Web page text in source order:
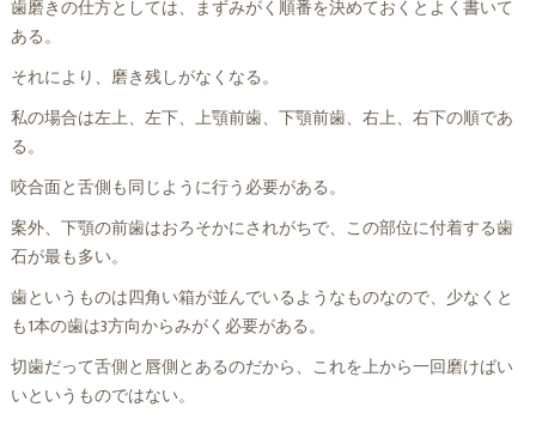
歯磨きの仕方としては、まずみがく順番を決めておくとよく書いて
ある。
それにより、磨き残しがなくなる。
私の場合は左上、左下、上顎前歯、下顎前歯、右上、右下の順であ
る。
咬合面と舌側も同じように行う必要がある。
案外、下顎の前歯はおろそかにされがちで、この部位に付着する歯
石が最も多い。
歯というものは四角い箱が並んでいるようなものなので、少なくと
も1本の歯は3方向からみがく必要がある。
切歯だって舌側と唇側とあるのだから、これを上から一回磨けばい
いというものではない。